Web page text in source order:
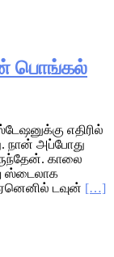
பொங்கல்
எதிரில்
நான் அப்போது
காலை
ஸ்டைலாக
டவுன் […]